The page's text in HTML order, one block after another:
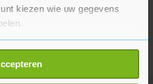
kiezen wie uw gegevens
ook graag:
over uw geografische